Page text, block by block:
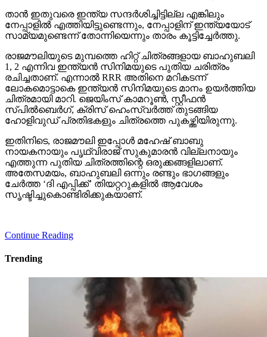
താന്‍ ഇതുവരെ ഇന്ത്യ സന്ദര്‍ശിച്ചിട്ടില്ല എങ്കിലും
നേപ്പാളില്‍ എത്തിയിട്ടുണ്ടെന്നും, നേപ്പാളിന് ഇന്ത്യയോട്
സാമ്യമുണ്ടെന്ന് തോന്നിയെന്നും താരം കൂട്ടിച്ചേര്‍ത്തു.
രാജമൗലിയുടെ മുമ്പത്തെ ഹിറ്റ് ചിത്രങ്ങളായ ബാഹുബലി
1, 2 എന്നിവ ഇന്ത്യന്‍ സിനിമയുടെ പുതിയ ചരിത്രം
രചിച്ചതാണ്. എന്നാല്‍ RRR അതിനെ മറികടന്ന്
ലോകമൊട്ടാകെ ഇന്ത്യന്‍ സിനിമയുടെ മാനം ഉയര്‍ത്തിയ
ചിത്രമായി മാറി. ജെയിംസ് കാമറൂണ്‍, സ്റ്റീഫന്‍
സ്പില്‍ബെര്‍ഗ്, ക്രിസ് ഹെംസ്വര്‍ത്ത് തുടങ്ങിയ
ഹോളിവുഡ് പ്രതിഭകളും ചിത്രത്തെ പുകഴ്ത്തിയിരുന്നു.
ഇതിനിടെ, രാജമൗലി ഇപ്പോള്‍ മഹേഷ് ബാബു
നായകനായും പൃഥ്വിരാജ് സുകുമാരന്‍ വില്ലനായും
എത്തുന്ന പുതിയ ചിത്രത്തിന്റെ ഒരുക്കങ്ങളിലാണ്.
അതേസമയം, ബാഹുബലി ഒന്നും രണ്ടും ഭാഗങ്ങളും
ചേര്‍ത്ത ‘ദി എപ്പിക്ക്’ തിയറ്ററുകളില്‍ ആവേശം
സൃഷ്ടിച്ചുകൊണ്ടിരിക്കുകയാണ്.
Continue Reading
Trending